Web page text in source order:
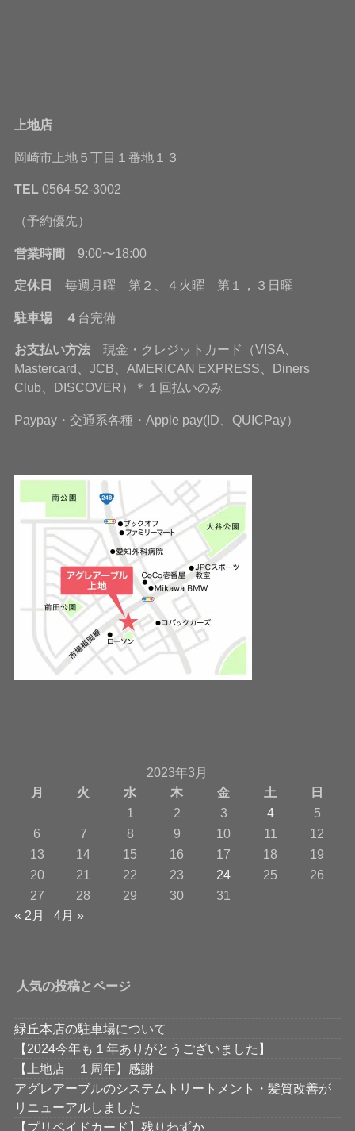
上地店
岡崎市上地５丁目１番地１３
TEL 0564-52-3002
（予約優先）
営業時間 9:00〜18:00
定休日 毎週月曜 第２、４火曜 第１，３日曜
駐車場 ４ 台完備
お支払い方法現金・クレジットカード（VISA、
Mastercard、JCB、AMERICAN EXPRESS、Diners
Club、DISCOVER）＊１回払いのみ
Paypay・交通系各種・Apple pay(ID、QUICPay）
2023年3月
月
火 水 木 金 土
日
1
2 3 4
5
6
7 8 9 10 11
12
13
14 15 16 17 18
19
20
21 22 23 24 25
26
27
28 29 30
31
« 2月
4月 »
人気の投稿とページ
緑丘本店の駐車場について
【2024今年も１年ありがとうございました】
【上地店 １周年】感謝
アグレアーブルのシステムトリートメント・髪質改善が
リニューアルしました
【プリペイドカード】残りわずか